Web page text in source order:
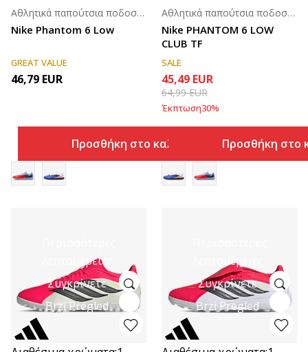
Nike Phantom 6 Low
Αθλητικά παπούτσια ποδοσφαίρου για άνδρες
GREAT VALUE
46,79 EUR
Προσθήκη στο καλάθι
Nike PHANTOM 6 LOW
CLUB TF
Αθλητικά παπούτσια ποδοσφαίρου για άνδρες
SALE
45,49 EUR
64,99EUR
Έκπτωση30%
Προσθήκη στο
λεπτομέρειες
Συγκρίνετε
Brzi Pregled
λεπτομέρειες
Συγκρίνετε
Brzi Pregled